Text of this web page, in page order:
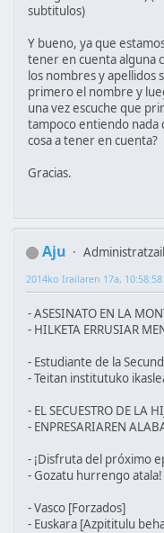
subtitulos)
Y bueno, ya que
tener en cuenta alguna
los nombres y apellidos
primero el nombre y
una vez escuche que
tampoco entiendo nada
cosa a tener en cuenta?
Gracias.
Aju
2014ko Irailaren 17a, 10:58:58
- ASESINATO EN LA
- HILKETA ERRUSIAR
- Estudiante de la
- Teitan institutuko
- EL SECUESTRO DE LA
- ENPRESARIAREN
- ¡Disfruta del próximo
- Gozatu hurrengo atala!
- Vasco [Forzados]
- Euskara [Azpititulu